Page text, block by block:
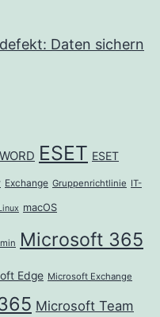
Daten sichern
ESET ESET
Exchange Gruppenrichtlinie IT-
macOS
Microsoft 365
Edge Microsoft Exchange
Microsoft Team